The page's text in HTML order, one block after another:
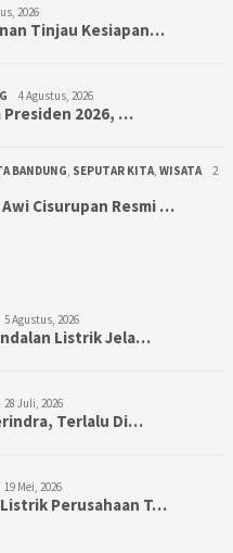
2026
Tinjau Kesiapan…
4 Agustus, 2026
Presiden 2026, …
BANDUNG, SEPUTAR KITA, WISATA
2
Cisurupan Resmi …
5 Agustus, 2026
Listrik Jela…
28 Juli, 2026
Terlalu Di…
19 Mei, 2026
Listrik Perusahaan T…